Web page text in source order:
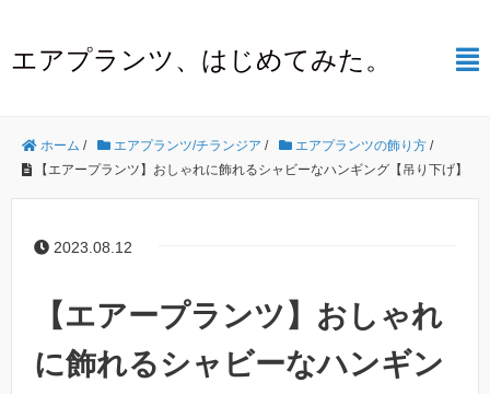
エアプランツ、はじめてみた。
ホーム / エアプランツ/チランジア / エアプランツの飾り方 /
【エアープランツ】おしゃれに飾れるシャビーなハンギング【吊り下げ】
2023.08.12
【エアープランツ】おしゃれ
に飾れるシャビーなハンギン